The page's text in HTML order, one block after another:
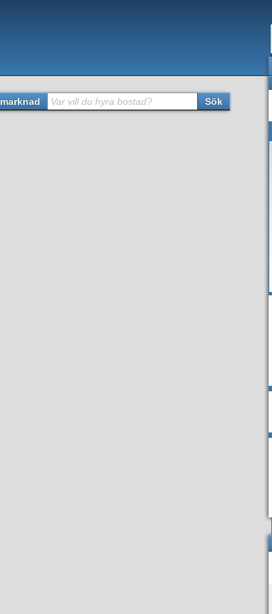
Var vill du hyra bostad? Sök